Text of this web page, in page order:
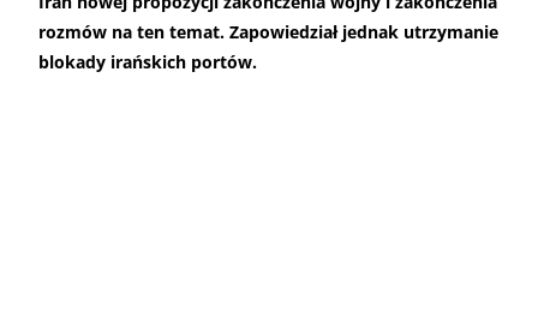
rozmów na ten temat. Zapowiedział jednak utrzymanie
blokady irańskich portów.